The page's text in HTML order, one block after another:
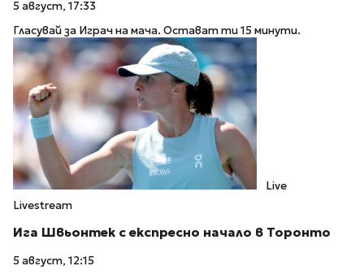
5 август, 17:33
Гласувай за Играч на мача. Остават ти 15 минути.
Live
Livestream
Ига Швьонтек с експресно начало в Торонто
5 август, 12:15